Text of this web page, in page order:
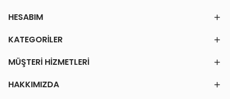
HESABIM
KATEGORİLER
MÜŞTERİ HİZMETLERİ
HAKKIMIZDA